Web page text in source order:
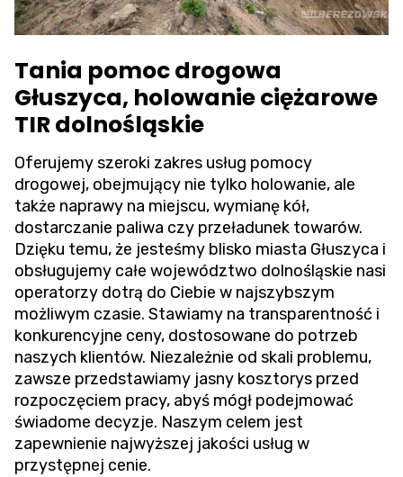
Tania pomoc drogowa
Głuszyca, holowanie ciężarowe
TIR dolnośląskie
Oferujemy szeroki zakres usług pomocy
drogowej, obejmujący nie tylko holowanie, ale
także naprawy na miejscu, wymianę kół,
dostarczanie paliwa czy przeładunek towarów.
Dzięku temu, że jesteśmy blisko miasta Głuszyca i
obsługujemy całe województwo dolnośląskie nasi
operatorzy dotrą do Ciebie w najszybszym
możliwym czasie. Stawiamy na transparentność i
konkurencyjne ceny, dostosowane do potrzeb
naszych klientów. Niezależnie od skali problemu,
zawsze przedstawiamy jasny kosztorys przed
rozpoczęciem pracy, abyś mógł podejmować
świadome decyzje. Naszym celem jest
zapewnienie najwyższej jakości usług w
przystępnej cenie.